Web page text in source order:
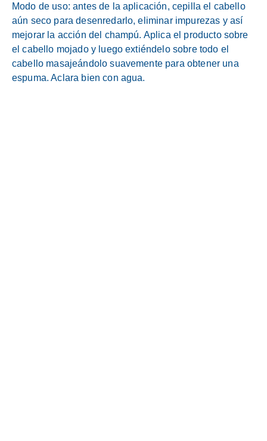
Modo de uso: antes de la aplicación, cepilla el cabello
aún seco para desenredarlo, eliminar impurezas y así
mejorar la acción del champú. Aplica el producto sobre
el cabello mojado y luego extiéndelo sobre todo el
cabello masajeándolo suavemente para obtener una
espuma. Aclara bien con agua.